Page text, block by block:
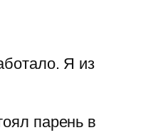
Я из
парень в